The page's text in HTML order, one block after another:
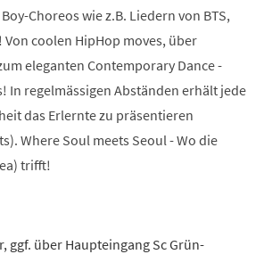
Choreos wie z.B. Liedern von BTS,
Von coolen HipHop moves, über
eleganten Contemporary Dance -
In regelmässigen Abständen erhält jede
das Erlernte zu präsentieren
Where Soul meets Seoul - Wo die
trifft!
ggf. über Haupteingang Sc Grün-